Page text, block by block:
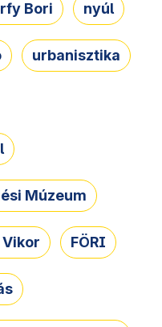
Bori nyúl
urbanisztika
Múzeum
Vikor FÖRI